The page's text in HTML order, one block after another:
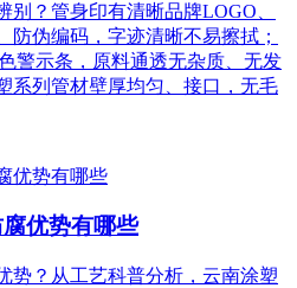
别？管身印有清晰品牌LOGO、
防伪编码，字迹清晰不易擦拭；
警示条，原料通透无杂质、无发
系列管材壁厚均匀、接口，无毛
优势有哪些
势？从工艺科普分析，云南涂塑